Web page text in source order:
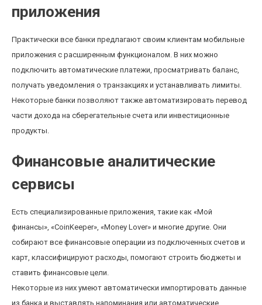
приложения
Практически все банки предлагают своим клиентам мобильные
приложения с расширенным функционалом. В них можно
подключить автоматические платежи, просматривать баланс,
получать уведомления о транзакциях и устанавливать лимиты.
Некоторые банки позволяют также автоматизировать перевод
части дохода на сберегательные счета или инвестиционные
продукты.
Финансовые аналитические
сервисы
Есть специализированные приложения, такие как «Мой
финансы», «CoinKeeper», «Money Lover» и многие другие. Они
собирают все финансовые операции из подключенных счетов и
карт, классифицируют расходы, помогают строить бюджеты и
ставить финансовые цели.
Некоторые из них умеют автоматически импортировать данные
из банка и выставлять напоминания или автоматические